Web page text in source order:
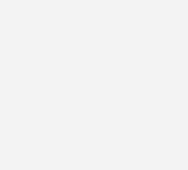
sondern besonders
oder Ladepark –
Netzanschlüsse genutzt
modulare Speicher-
unserem vielfach
KI-basiertem Forecasting